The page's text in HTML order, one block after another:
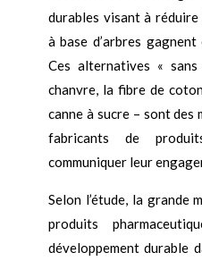
durables visant à
à base d’arbres
Ces alternatives «
chanvre, la fibre de
canne à sucre – sont des
fabricants de
communiquer leur
Selon l’étude, la grande
produits
développement durable